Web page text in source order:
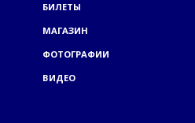
БИЛЕТЫ
МАГАЗИН
ФОТОГРАФИИ
ВИДЕО